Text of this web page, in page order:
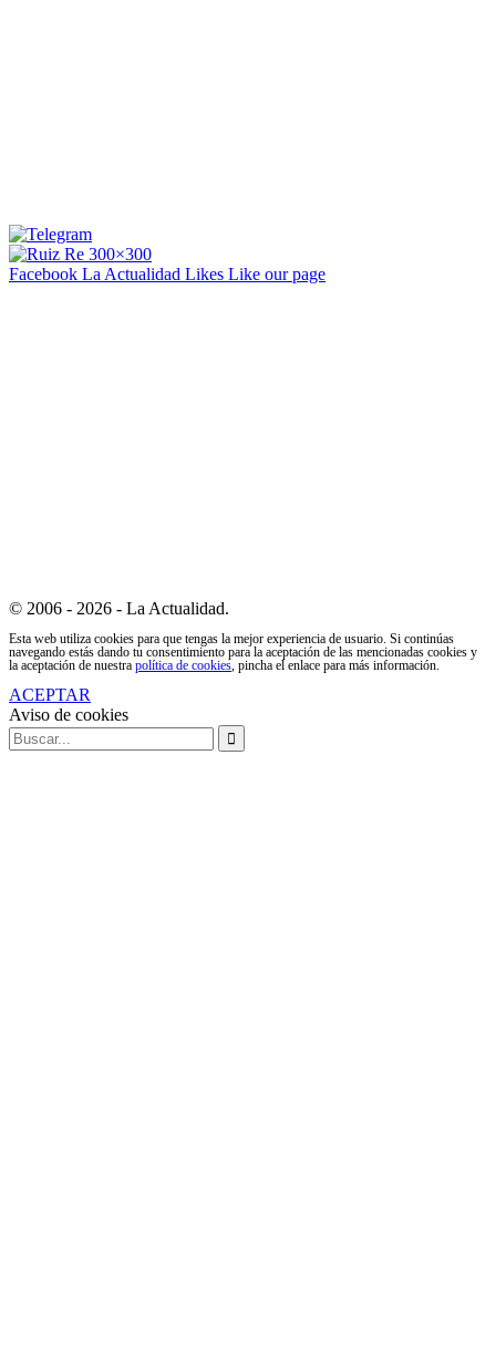
Facebook La Actualidad Likes Like our page
© 2006 - 2026 - La Actualidad.
Esta web utiliza cookies para que tengas la mejor experiencia de usuario. Si continúas
navegando estás dando tu consentimiento para la aceptación de las mencionadas cookies y
la aceptación de nuestra política de cookies, pincha el enlace para más información.
ACEPTAR
Aviso de cookies